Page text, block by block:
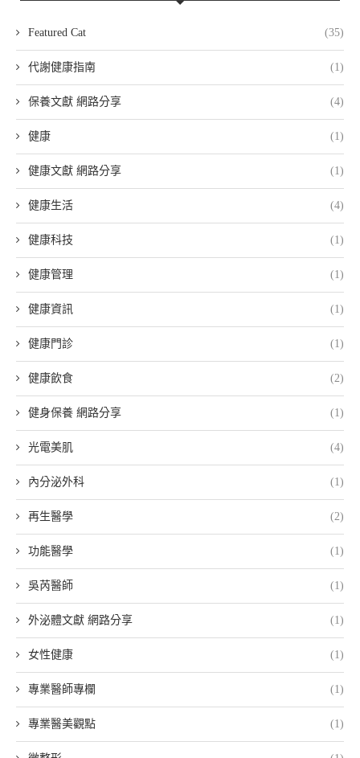
Featured Cat (35)
代謝健康指南 (1)
保養文獻 網路分享 (4)
健康 (1)
健康文獻 網路分享 (1)
健康生活 (4)
健康科技 (1)
健康管理 (1)
健康資訊 (1)
健康門診 (1)
健康飲食 (2)
健身保養 網路分享 (1)
光電美肌 (4)
內分泌外科 (1)
再生醫學 (2)
功能醫學 (1)
吳芮醫師 (1)
外泌體文獻 網路分享 (1)
女性健康 (1)
專業醫師專欄 (1)
專業醫美觀點 (1)